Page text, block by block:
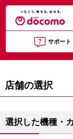
サポート
店舗の選択
選択した機種・